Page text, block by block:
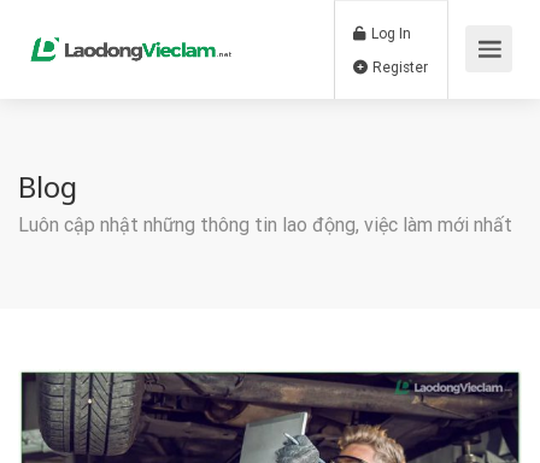
Log In
Blog
Luôn cập nhật những thông tin lao động, việc làm mới nhất